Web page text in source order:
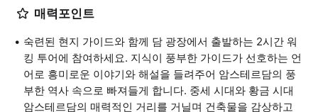
매력포인트
숙련된 현지 가이드와 함께 담 광장에서 출발하는 2시간 워
킹 투어에 참여하세요. 지식이 풍부한 가이드가 선호하는 언
어로 흥미로운 이야기와 해설을 들려주어 암스테르담의 풍
부한 역사 속으로 빠져들게 합니다. 중세 시대와 황금 시대
암스테르담의 매력적인 거리를 거닐며 건축물을 감상하고